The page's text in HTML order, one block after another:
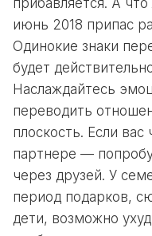
прибавляется. А
июнь 2018 припас
Одинокие знаки
будет
Наслаждайтесь
переводить
плоскость. Если
партнере —
через друзей. У
период подарков,
дети, возможно